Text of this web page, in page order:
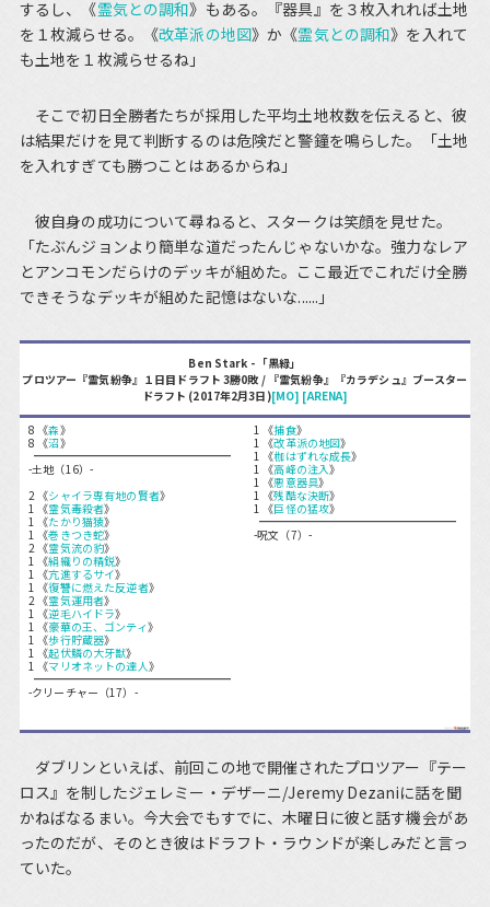
するし、《霊気との調和》もある。『器具』を３枚入れれば土地
を１枚減らせる。《改革派の地図》か《霊気との調和》を入れて
も土地を１枚減らせるね」
そこで初日全勝者たちが採用した平均土地枚数を伝えると、彼
は結果だけを見て判断するのは危険だと警鐘を鳴らした。「土地
を入れすぎても勝つことはあるからね」
彼自身の成功について尋ねると、スタークは笑顔を見せた。
「たぶんジョンより簡単な道だったんじゃないかな。強力なレア
とアンコモンだらけのデッキが組めた。ここ最近でこれだけ全勝
できそうなデッキが組めた記憶はないな......」
Ben Stark - 「黒緑」
プロツアー『霊気紛争』１日目ドラフト 3勝0敗 / 『霊気紛争』『カラデシュ』ブースター
ドラフト (2017年2月3日)[MO] [ARENA]
8 《森》
8 《沼》
-土地（16）-
2 《シャイラ専有地の賢者》
1 《霊気毒殺者》
1 《たかり猫猿》
1 《巻きつき蛇》
2 《霊気流の豹》
1 《絹織りの精鋭》
1 《亢進するサイ》
1 《復讐に燃えた反逆者》
2 《霊気運用者》
1 《逆毛ハイドラ》
1 《豪華の王、ゴンティ》
1 《歩行貯蔵器》
1 《起伏鱗の大牙獣》
1 《マリオネットの達人》
-クリーチャー（17）-
1 《捕食》
1 《改革派の地図》
1 《枷はずれな成長》
1 《高峰の注入》
1 《悪意器具》
1 《残酷な決断》
1 《巨怪の猛攻》
-呪文（7）-
ダブリンといえば、前回この地で開催されたプロツアー『テー
ロス』を制したジェレミー・デザーニ/Jeremy Dezaniに話を聞
かねばなるまい。今大会でもすでに、木曜日に彼と話す機会があ
ったのだが、そのとき彼はドラフト・ラウンドが楽しみだと言っ
ていた。